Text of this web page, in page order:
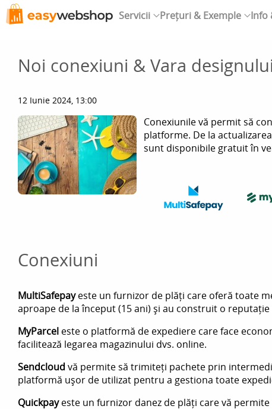
Servicii Prețuri & Exemple Info
Noi conexiuni & Vara
12 Iunie 2024, 13:00
Conexiunile vă permit să
platforme. De la
sunt disponibile gratuit în
Conexiuni
MultiSafepayeste un furnizor de plăți care oferă toate
aproape de la început (15 ani) și au construit o
MyParcel este o platformă de expediere care face
facilitează legarea magazinului dvs. online.
Sendcloud vă permite să trimiteți pachete prin
platformă ușor de utilizat pentru a gestiona toate
Quickpayeste un furnizor danez de plăți care vă